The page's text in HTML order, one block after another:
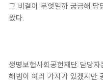
그 비결이 무엇일까 궁금해
왔다.
생명보험사회공헌재단 담당
해법이 여러 가지가 있겠지만